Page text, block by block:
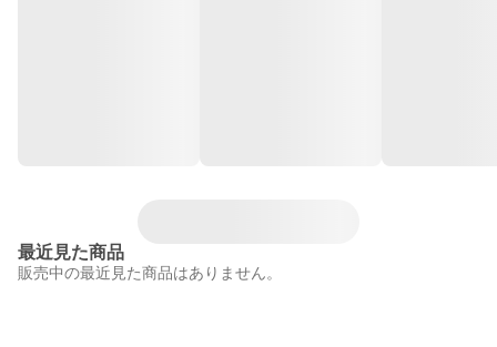
最近見た商品
販売中の最近見た商品はありません。